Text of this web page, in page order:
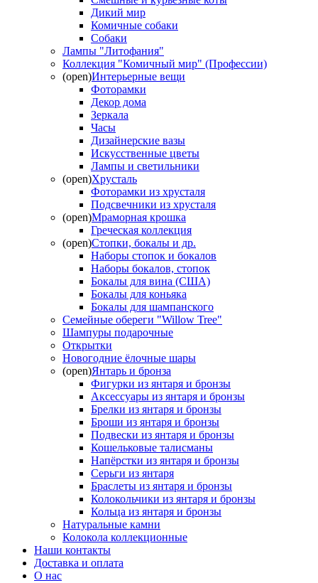
Дикий мир
Комичные собаки
Собаки
Лампы "Литофания"
Коллекция "Комичный мир" (Профессии)
(open)Интерьерные вещи
Фоторамки
Декор дома
Зеркала
Часы
Дизайнерские вазы
Искусственные цветы
Лампы и светильники
(open)Хрусталь
Фоторамки из хрусталя
Подсвечники из хрусталя
(open)Мраморная крошка
Греческая коллекция
(open)Стопки, бокалы и др.
Наборы стопок и бокалов
Наборы бокалов, стопок
Бокалы для вина (США)
Бокалы для коньяка
Бокалы для шампанского
Семейные обереги "Willow Tree"
Шампуры подарочные
Открытки
Новогодние ёлочные шары
(open)Янтарь и бронза
Фигурки из янтаря и бронзы
Аксессуары из янтаря и бронзы
Брелки из янтаря и бронзы
Броши из янтаря и бронзы
Подвески из янтаря и бронзы
Кошельковые талисманы
Напёрстки из янтаря и бронзы
Серьги из янтаря
Браслеты из янтаря и бронзы
Колокольчики из янтаря и бронзы
Кольца из янтаря и бронзы
Натуральные камни
Колокола коллекционные
Наши контакты
Доставка и оплата
О нас